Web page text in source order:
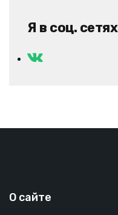
Я в соц. сетях
О сайте